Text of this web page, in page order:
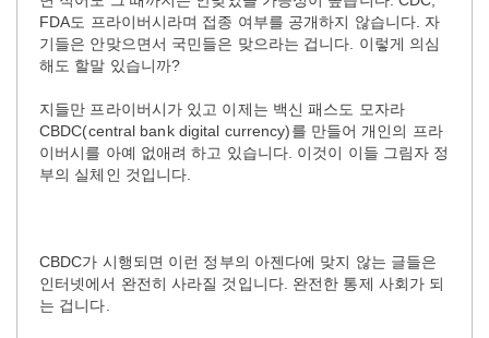
FDA도 프라이버시라며 접종 여부를 공개하지 않습니다. 자
기들은 안맞으면서 국민들은 맞으라는 겁니다. 이렇게 의심
해도 할말 있습니까?
지들만 프라이버시가 있고 이제는 백신 패스도 모자라
CBDC(central bank digital currency)를 만들어 개인의 프라
이버시를 아예 없애려 하고 있습니다. 이것이 이들 그림자 정
부의 실체인 것입니다.
CBDC가 시행되면 이런 정부의 아젠다에 맞지 않는 글들은
인터넷에서 완전히 사라질 것입니다. 완전한 통제 사회가 되
는 겁니다.